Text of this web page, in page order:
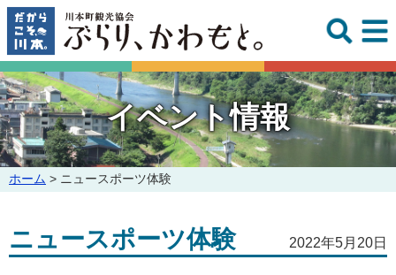
このページの本文へ
イベント情報
こ
ー
ジ
ホーム > ニュースポーツ体験
ニュースポーツ体験 2022年5月20日